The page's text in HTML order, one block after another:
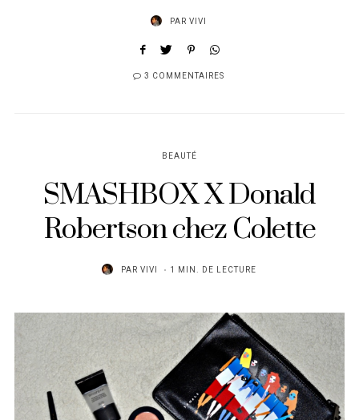
PAR VIVI
3 COMMENTAIRES
BEAUTÉ
SMASHBOX X Donald
Robertson chez Colette
PAR VIVI 1 MIN. DE LECTURE